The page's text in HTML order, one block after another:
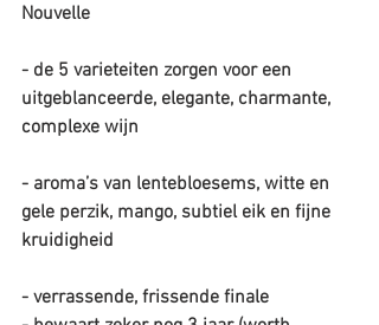
Nouvelle
- de 5 varieteiten zorgen voor een
uitgeblanceerde, elegante, charmante,
complexe wijn
- aroma’s van lentebloesems, witte en
gele perzik, mango, subtiel eik en fijne
kruidigheid
- verrassende, frissende finale